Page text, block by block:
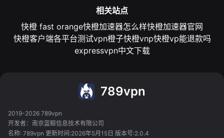
相关站点
快橙 fast orange快橙加速器怎么样快橙加速器官网
快橙客户端各平台测试vpn橙子快橙vnp快橙vp能退款吗
expressvpn中文下载
789vpn
2019-2026 789vpn
开发者：南京蓝鲸信息技术有限公司
名称: 789vpn 更新时间:2026年5月15日 版本号:2.0.4